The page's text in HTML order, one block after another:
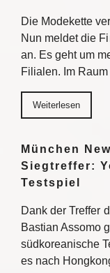
Die Modekette
Nun meldet die
an. Es geht um
Filialen. Im
Weiterlesen
München
Siegtreffer:
Testspiel
Dank der Treffer
Bastian Assomo
südkoreanische
es nach